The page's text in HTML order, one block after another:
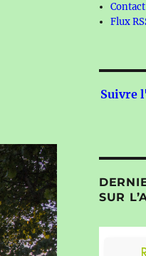
Contact
Flux
Suivre
SUR